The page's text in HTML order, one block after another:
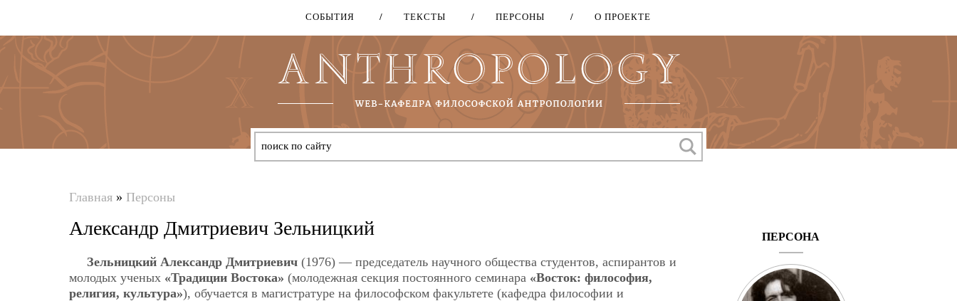
Перейти
основному
содержанию
СОБЫТИЯ ТЕКСТЫ ПЕРСОНЫ О ПРОЕКТЕ
здесь
Главная » Персоны
Александр Дмитриевич Зельницкий
Зельницкий Александр Дмитриевич (1976) — председатель научного общества студентов, аспирантов и
молодых ученых «Традиции Востока» (молодежная секция постоянного семинара «Восток: философия,
религия, культура»), обучается в магистратуре на философском факультете (кафедра философии и
ПЕРСОНА